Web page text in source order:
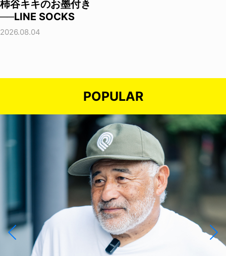
柿谷キキのお墨付き
──LINE SOCKS
2026.08.04
POPULAR